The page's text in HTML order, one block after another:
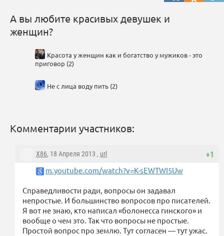
А вы любите красивых девушек и
женщин?
Красота у женщин как и богатство у мужиков - это
приговор (2)
Не с лица воду пить (2)
Комментарии участников:
+1
X86, 18 Апреля 2013 , url
m.youtube.com/watch?v=K-sEWTWI5Uw
Справедливости ради, вопросы он задавал
непростые. И большинство вопросов про писателей.
Я вот не знаю, кто написал «болонесса гинского» и
вообще о чем это. Так что вопросы не простые.
Простой вопрос про землю. Тут согласен — тут ужас.